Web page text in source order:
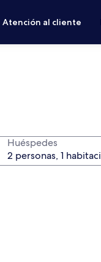
Atención al cliente
Huéspedes